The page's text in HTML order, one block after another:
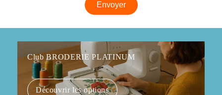
Club BRODERIE PLATINUM
Découvrir les options